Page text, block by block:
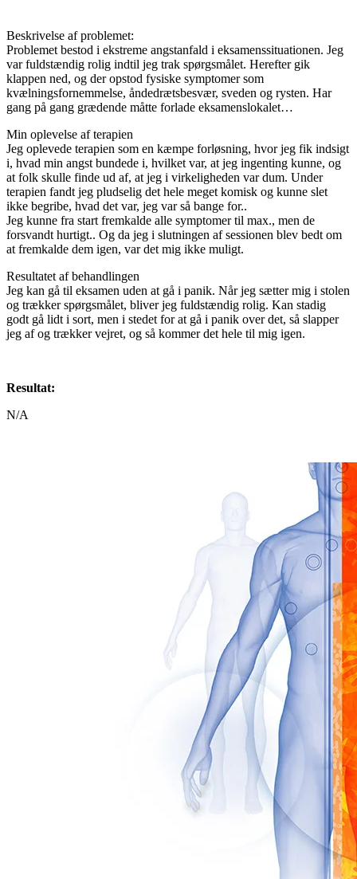
Beskrivelse af problemet:
Problemet bestod i ekstreme angstanfald i eksamenssituationen. Jeg
var fuldstændig rolig indtil jeg trak spørgsmålet. Herefter gik
klappen ned, og der opstod fysiske symptomer som
kvælningsfornemmelse, åndedrætsbesvær, sveden og rysten. Har
gang på gang grædende måtte forlade eksamenslokalet…
Min oplevelse af terapien
Jeg oplevede terapien som en kæmpe forløsning, hvor jeg fik indsigt
i, hvad min angst bundede i, hvilket var, at jeg ingenting kunne, og
at folk skulle finde ud af, at jeg i virkeligheden var dum. Under
terapien fandt jeg pludselig det hele meget komisk og kunne slet
ikke begribe, hvad det var, jeg var så bange for..
Jeg kunne fra start fremkalde alle symptomer til max., men de
forsvandt hurtigt.. Og da jeg i slutningen af sessionen blev bedt om
at fremkalde dem igen, var det mig ikke muligt.
Resultatet af behandlingen
Jeg kan gå til eksamen uden at gå i panik. Når jeg sætter mig i stolen
og trækker spørgsmålet, bliver jeg fuldstændig rolig. Kan stadig
godt gå lidt i sort, men i stedet for at gå i panik over det, så slapper
jeg af og trækker vejret, og så kommer det hele til mig igen.
Resultat:
N/A